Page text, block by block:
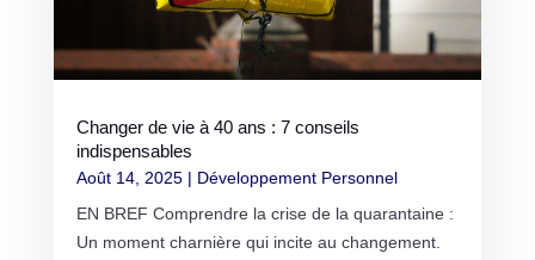
Changer de vie à 40 ans : 7 conseils
indispensables
Août 14, 2025| Développement Personnel
EN BREF Comprendre la crise de la quarantaine :
Un moment charnière qui incite au changement.